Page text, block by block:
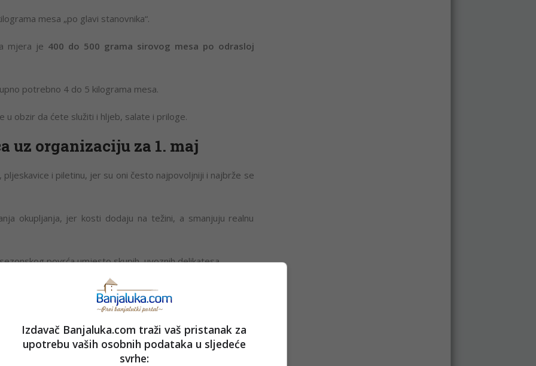
mesa „po glavi stanovnika“.
mjera je 400 do 500 grama sirovog mesa po odrasloj
potrebno 4 do 5 kilograma mesa.
u obzir da ćete služiti i hljeb, salate i priloge.
uz organizaciju za 1. maj
i piletinu, jer su oni često najpovoljniji i najbrže se
okupljanja, jer kosti dodaju na težini, a smanjuju realnu
povrća umjesto skupih, uvoznih delikatesa.
su jeftini, a svi ih obožavaju uz roštilj.
mjere za 10 gostiju
i završimo sa gomilom otvorenih flaša koje izvjetre.
Izdavač Banjaluka.com traži vaš pristanak za
upotrebu vaših osobnih podataka u sljedeće
svrhe: